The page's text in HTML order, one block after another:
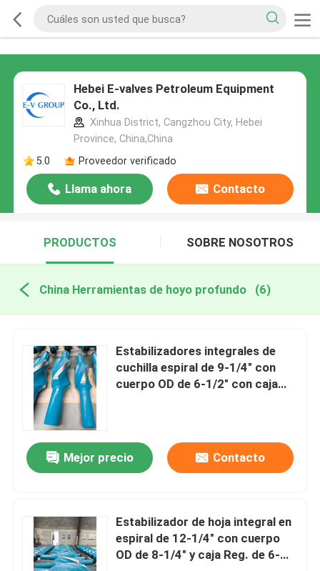
Hebei E-valves Petroleum Equipment
Co., Ltd.
Xinhua District, Cangzhou City, Hebei
Province, China,China
5.0
Proveedor verificado
Llama ahora Contacto
PRODUCTOS SOBRE NOSOTROS
China Herramientas de hoyo profundo (6)
Estabilizadores integrales de
cuchilla espiral de 9-1/4" con
cuerpo OD de 6-1/2" con caja
Mejor precio Contacto
Estabilizador de hoja integral en
espiral de 12-1/4" con cuerpo
OD de 8-1/4" y caja Reg. de 6-